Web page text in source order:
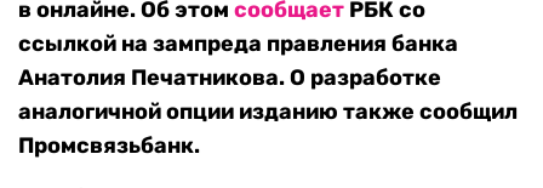
в онлайне. Об этом сообщает РБК со
ссылкой на зампреда правления банка
Анатолия Печатникова. О разработке
аналогичной опции изданию также сообщил
Промсвязьбанк.